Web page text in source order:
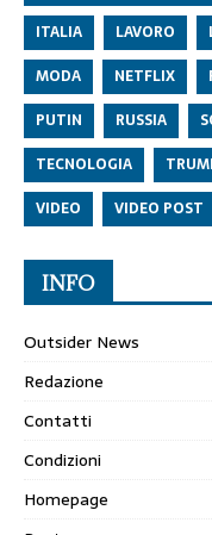
ITALIA
LAVORO
MODA
NETFLIX
PUTIN
RUSSIA
TECNOLOGIA
VIDEO
VIDEO POST
INFO
Outsider News
Redazione
Contatti
Condizioni
Homepage